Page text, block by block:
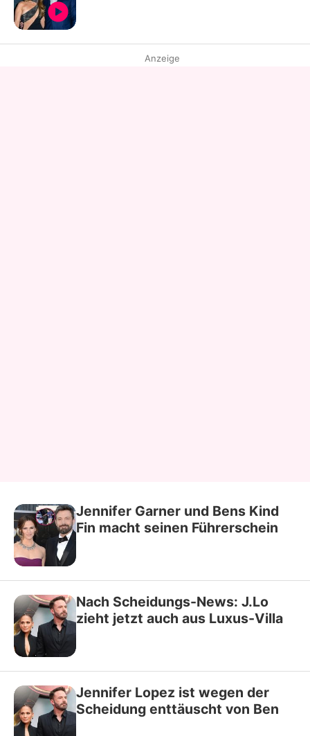
Anzeige
Jennifer Garner und Bens Kind
Fin macht seinen Führerschein
Nach Scheidungs-News: J.Lo
zieht jetzt auch aus Luxus-Villa
Jennifer Lopez ist wegen der
Scheidung enttäuscht von Ben